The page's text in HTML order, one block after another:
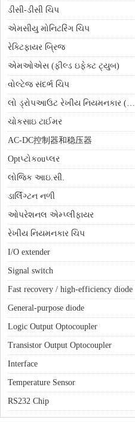
ડીસી-ડીસી ચિપ
એમસીયુ મોનિટરિંગ ચિપ
રેક્ટિફાયર બ્રિજ
એમઓએસ (ફીલ્ડ ઇફેક્ટ ટ્યુબ)
વોલ્ટેજ સંદર્ભ ચિપ
લો ડ્રોપઆઉટ રેખીય નિયમનકાર (એલડીઓ)
ચોકસાઇ ટાઈમર
AC-DC控制器和稳压器
Optપ્ટોકouપ્લર
લોજિક આઇ.સી.
ડાર્લિંગ્ટન નળી
ઓપરેશનલ એમ્પ્લીફાયર
રેખીય નિયમનકાર ચિપ
I/O extender
Signal switch
Fast recovery / high-efficiency diode
General-purpose diode
Logic Output Optocoupler
Transistor Output Optocoupler
Interface
Temperature Sensor
RS232 Chip